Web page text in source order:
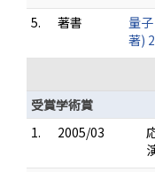
5.
著書
量
著)
受賞学術賞
1.
2005/03